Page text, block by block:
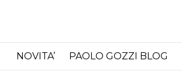
NOVITA’ PAOLO GOZZI BLOG